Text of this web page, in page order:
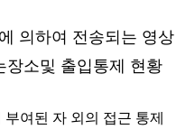
의하여 전송되는 영상
장소및 출입통제 현황
여된 자 외의 접근 통제